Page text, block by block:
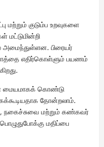
மற்றும் குடும்ப உறவுகளை
மட்டுமின்றி
அமைந்துள்ளன. பிரையர்
எதிர்கொள்ளும் பயணம்
மையமாகக் கொண்டு
தோன்றலாம்.
நகைச்சுவை மற்றும் கண்கவர்
மதிப்பை